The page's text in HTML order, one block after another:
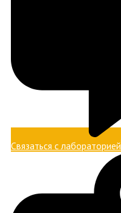
Связаться с лабораторией